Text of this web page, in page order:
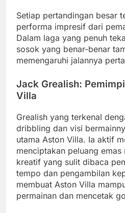
Setiap pertandingan besar
performa impresif dari
Dalam laga yang penuh
sosok yang benar-benar
memengaruhi jalannya
Jack Grealish:
Villa
Grealish yang terkenal
dribbling dan visi
utama Aston Villa. Ia aktif
menciptakan peluang
kreatif yang sulit dibaca
tempo dan pengambilan
membuat Aston Villa
permainan dan mencetak